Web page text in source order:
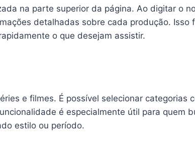
na parte superior da página. Ao digitar o
detalhadas sobre cada produção. Isso
o que desejam assistir.
e filmes. É possível selecionar categorias
é especialmente útil para quem
estilo ou período.